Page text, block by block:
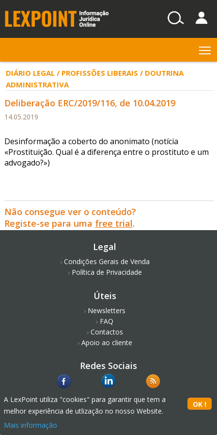
DIÁRIO LEGAL / PROFISSÕES LIBERAIS / DOUTRINA
ADMINISTRATIVA
Deliberação ERC/2019/116, de 10.04.2019
14.05.2019
Desinformação a coberto do anonimato (notícia
«Prostituição. Qual é a diferença entre o prostituto e um
advogado?»)
Não consegue ver o conteúdo?
Registe-se para uma free trial.
Legal
Condições Gerais de Venda
Política de Privacidade
Úteis
Newsletters
FAQ
Contactos
Apoio ao cliente
Redes Sociais
A LexPoint utiliza "cookies" para garantir que tem a
melhor experiência de utlização no nosso Website.
Mais informação